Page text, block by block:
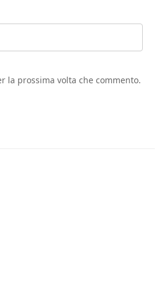
la prossima volta che commento.